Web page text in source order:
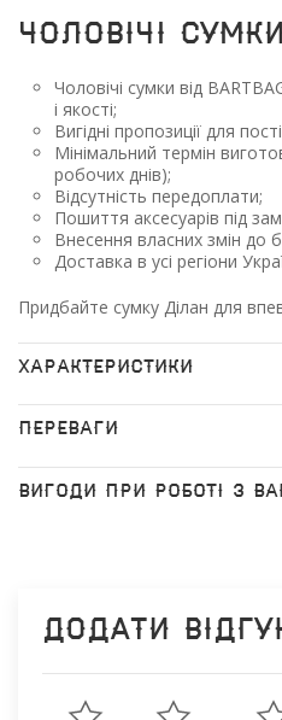
Чоловічі сумки
Чоловічі сумки від
і якості;
Вигідні пропозиції для
Мінімальний термін
робочих днів);
Відсутність передоплати;
Пошиття аксесуарів під
Внесення власних змін до
Доставка в усі регіони
Придбайте сумку Ділан для
ХАРАКТЕРИСТИКИ
ПЕРЕВАГИ
ВИГОДИ ПРИ РОБОТІ З
Додати